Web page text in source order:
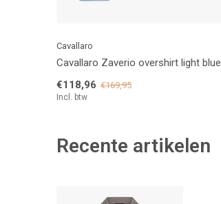
Cavallaro
Cavallaro Zaverio overshirt light blue
€118,96 €169,95
Incl. btw
Recente artikelen